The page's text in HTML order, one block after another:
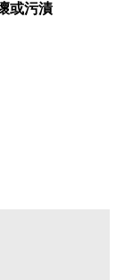
或污漬